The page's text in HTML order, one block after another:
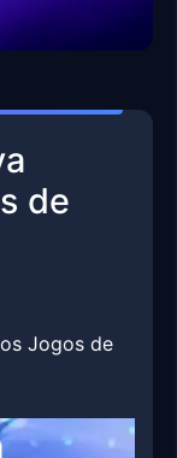
de
Jogos de